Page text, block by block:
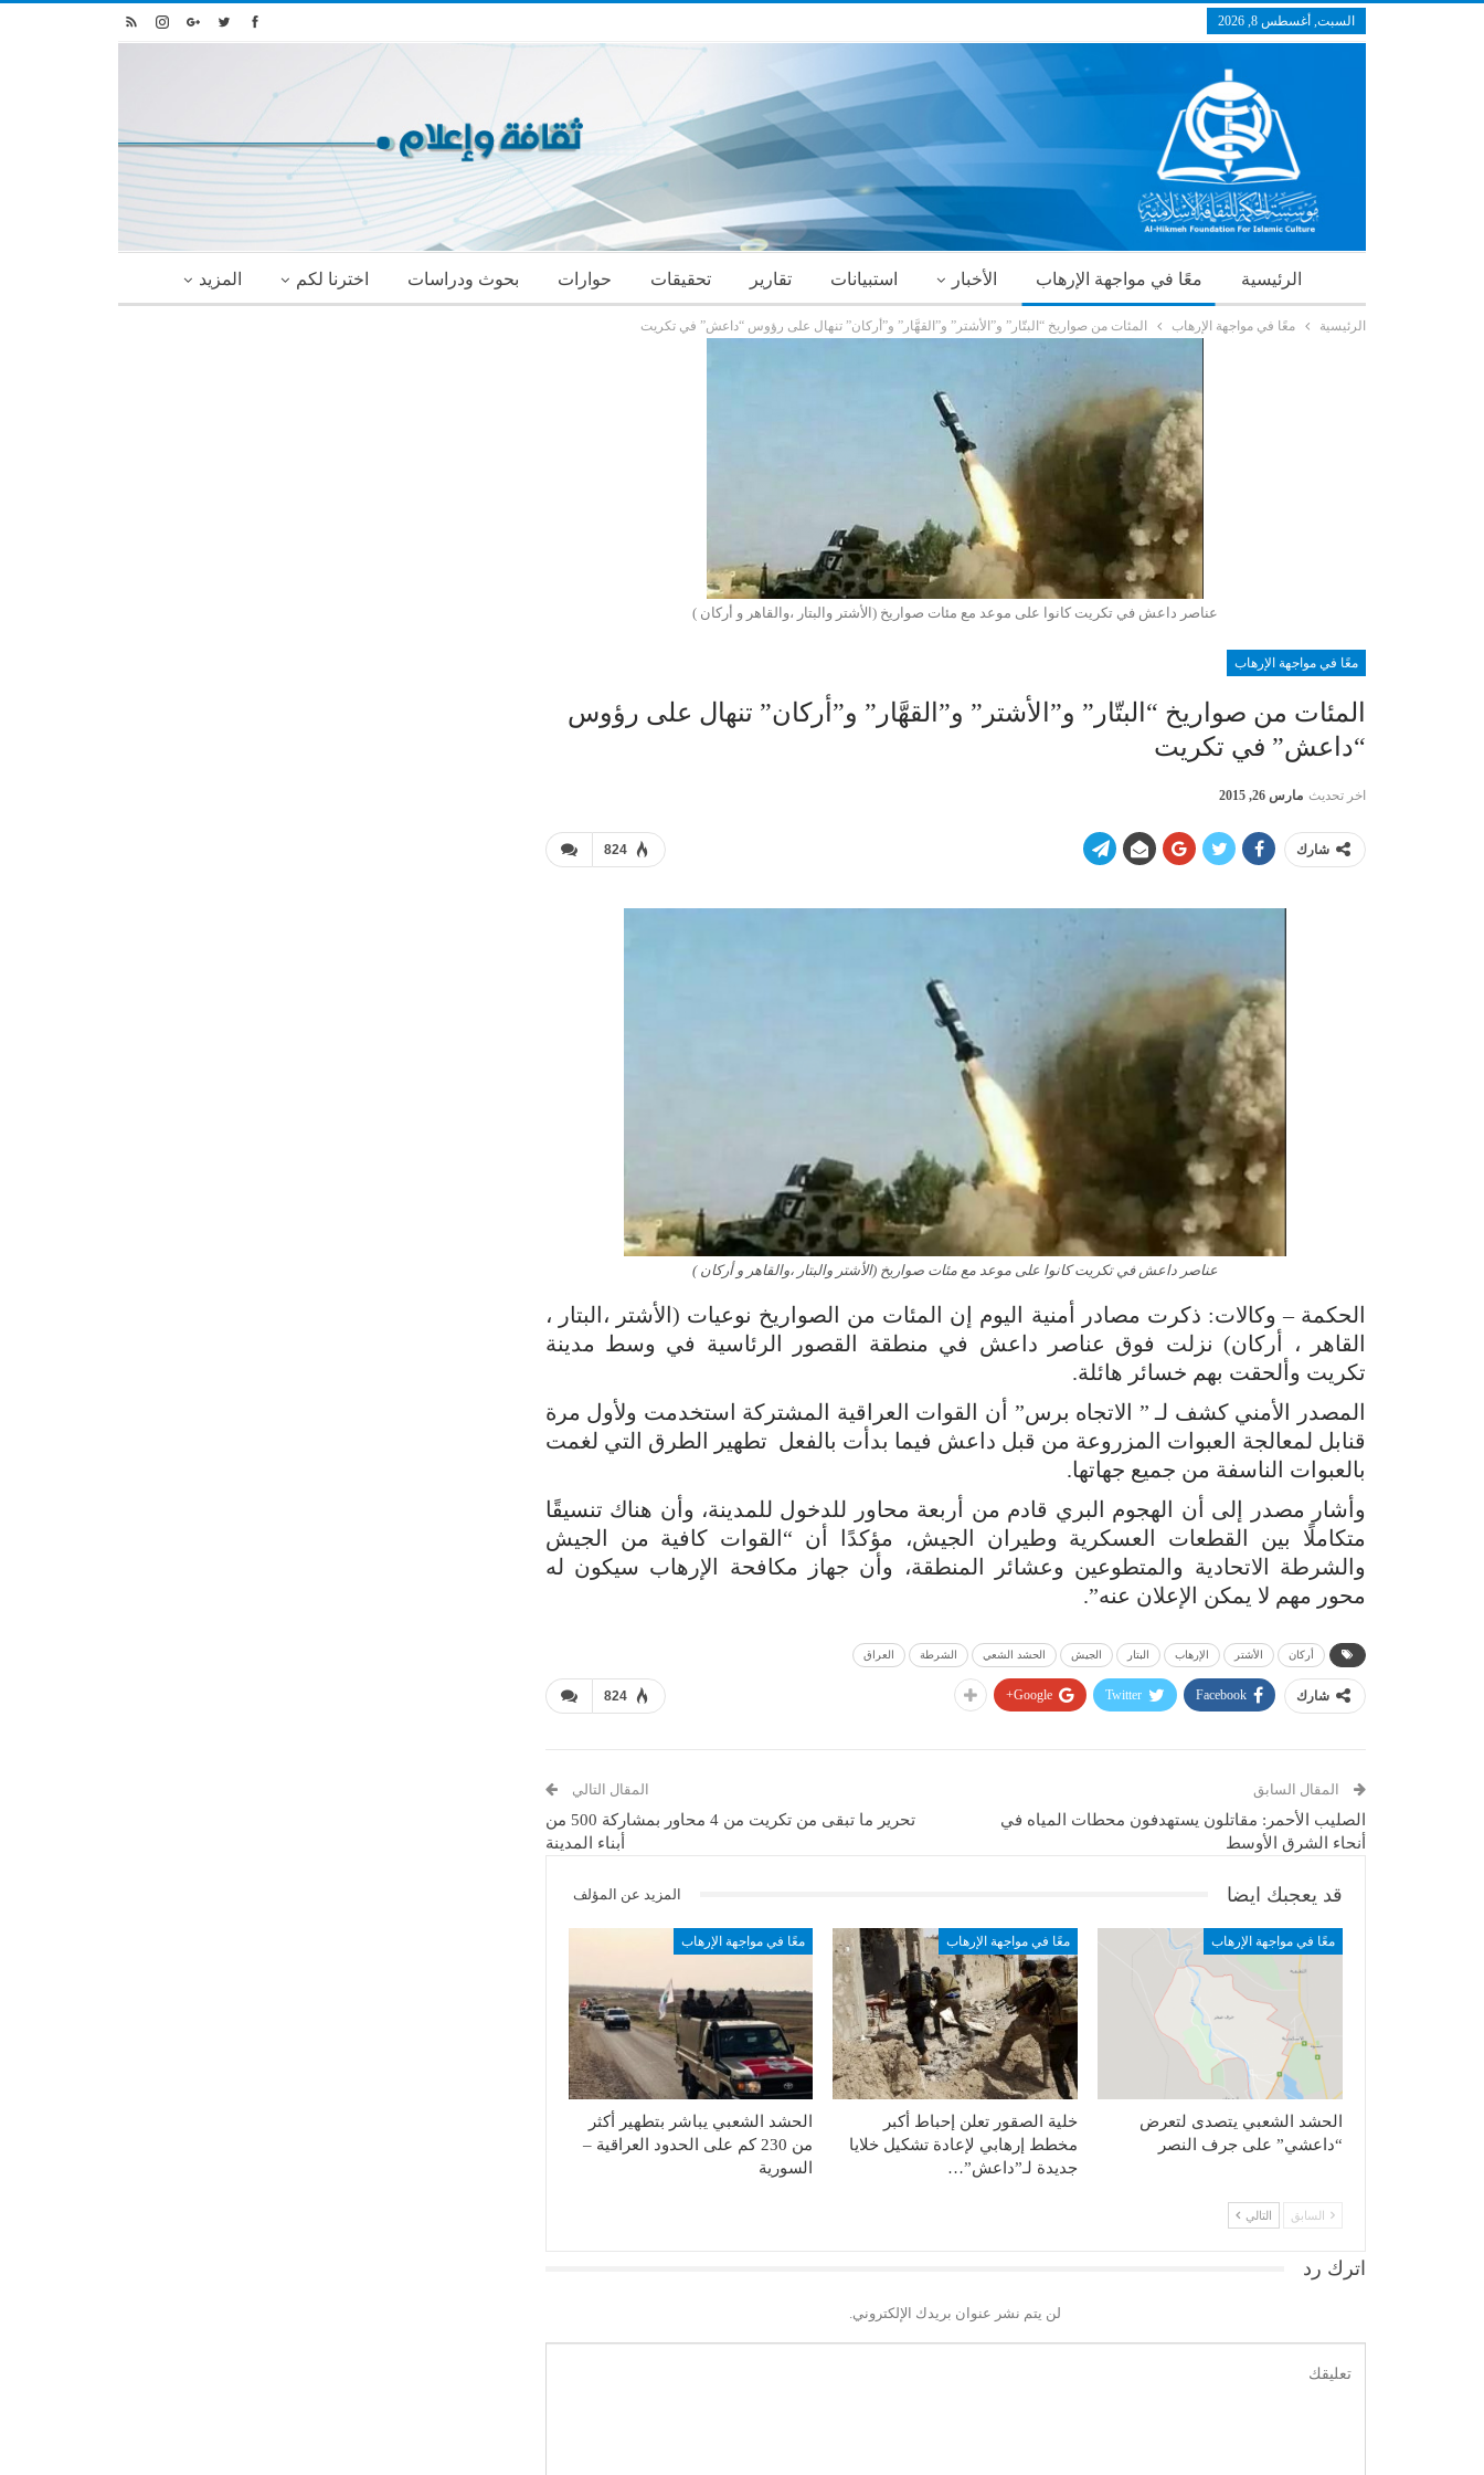
السبت, أغسطس 8, 2026
الرئيسية معًا في مواجهة الإرهاب الأخبار استبيانات تقارير تحقيقات حوارات بحوث ودراسات اخترنا لكم المزيد
الرئيسية معًا في مواجهة الإرهاب المئات من صواريخ “البتّار” و”الأشتر” و”القهَّار” و”أركان” تنهال على رؤوس “داعش” في تكريت
عناصر داعش في تكريت كانوا على موعد مع مئات صواريخ (الأشتر والبتار ،والقاهر و أركان )
معًا في مواجهة الإرهاب
المئات من صواريخ “البتّار” و”الأشتر” و”القهَّار” و”أركان” تنهال على رؤوس
“داعش” في تكريت
اخر تحديث مارس 26, 2015
824 شارك
عناصر داعش في تكريت كانوا على موعد مع مئات صواريخ (الأشتر والبتار ،والقاهر و أركان )
الحكمة – وكالات: ذكرت مصادر أمنية اليوم إن المئات من الصواريخ نوعيات (الأشتر ،البتار ،
القاهر ، أركان) نزلت فوق عناصر داعش في منطقة القصور الرئاسية في وسط مدينة
تكريت وألحقت بهم خسائر هائلة.
المصدر الأمني كشف لـ ” الاتجاه برس” أن القوات العراقية المشتركة استخدمت ولأول مرة
قنابل لمعالجة العبوات المزروعة من قبل داعش فيما بدأت بالفعل تطهير الطرق التي لغمت
بالعبوات الناسفة من جميع جهاتها.
وأشار مصدر إلى أن الهجوم البري قادم من أربعة محاور للدخول للمدينة، وأن هناك تنسيقًا
متكاملًا بين القطعات العسكرية وطيران الجيش، مؤكدًا أن “القوات كافية من الجيش
والشرطة الاتحادية والمتطوعين وعشائر المنطقة، وأن جهاز مكافحة الإرهاب سيكون له
محور مهم لا يمكن الإعلان عنه”.
أركان الأشتر الإرهاب البتار الجيش الحشد الشعي الشرطة العراق
824 شارك Facebook
Twitter
Google+
المقال السابق
الصليب الأحمر: مقاتلون يستهدفون محطات المياه في
أنحاء الشرق الأوسط
المقال التالي
تحرير ما تبقى من تكريت من 4 محاور بمشاركة 500 من
أبناء المدينة
قد يعجبك ايضا المزيد عن المؤلف
معًا في مواجهة الإرهاب
الحشد الشعبي يتصدى لتعرض
“داعشي” على جرف النصر
معًا في مواجهة الإرهاب
خلية الصقور تعلن إحباط أﻛﺒﺮ
ﻣﺨﻄﻂ إرﻫﺎﺑﻲ لإعادة تشكيل خلايا
جديدة لـ”داعش”…
معًا في مواجهة الإرهاب
الحشد الشعبي يباشر بتطهير أكثر
من 230 كم على الحدود العراقية –
السورية
السابق التالي
اترك رد
لن يتم نشر عنوان بريدك الإلكتروني.